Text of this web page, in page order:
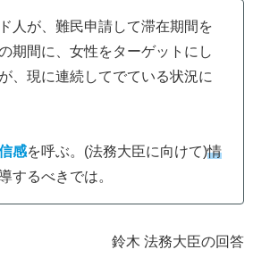
人が、難民申請して滞在期間を
期間に、女性をターゲットにし
、現に連続してでている状況に
感を呼ぶ。(法務大臣に向けて)情
するべきでは。
鈴木 法務大臣の回答